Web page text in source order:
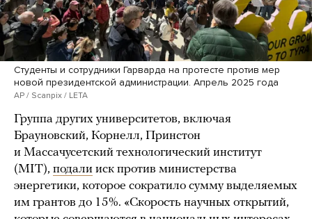
Студенты и сотрудники Гарварда на протесте против мер
новой президентской администрации. Апрель 2025 года
AP / Scanpix / LETA
Группа других университетов, включая
Брауновский, Корнелл, Принстон
и Массачусетский технологический институт
(MIT), подали иск против министерства
энергетики, которое сократило сумму выделяемых
им грантов до 15%. «Скорость научных открытий,